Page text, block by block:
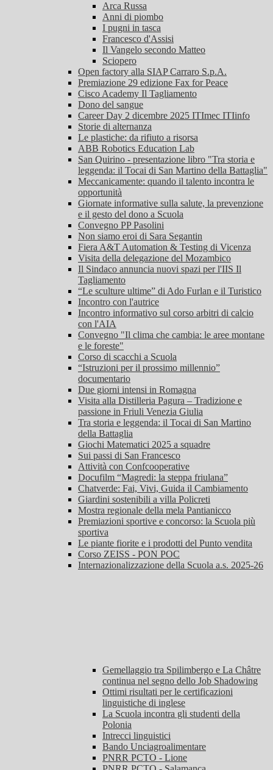
Arca Russa
Anni di piombo
I pugni in tasca
Francesco d'Assisi
Il Vangelo secondo Matteo
Sciopero
Open factory alla SIAP Carraro S.p.A.
Premiazione 29 edizione Fax for Peace
Cisco Academy Il Tagliamento
Dono del sangue
Career Day 2 dicembre 2025 ITImec ITIinfo
Storie di alternanza
Le plastiche: da rifiuto a risorsa
ABB Robotics Education Lab
San Quirino - presentazione libro "Tra storia e
leggenda: il Tocai di San Martino della Battaglia"
Meccanicamente: quando il talento incontra le
opportunità
Giornate informative sulla salute, la prevenzione
e il gesto del dono a Scuola
Convegno PP Pasolini
Non siamo eroi di Sara Segantin
Fiera A&T Automation & Testing di Vicenza
Visita della delegazione del Mozambico
Il Sindaco annuncia nuovi spazi per l'IIS Il
Tagliamento
“Le sculture ultime” di Ado Furlan e il Turistico
Incontro con l'autrice
Incontro informativo sul corso arbitri di calcio
con l'AIA
Convegno "Il clima che cambia: le aree montane
e le foreste"
Corso di scacchi a Scuola
“Istruzioni per il prossimo millennio”
documentario
Due giorni intensi in Romagna
Visita alla Distilleria Pagura – Tradizione e
passione in Friuli Venezia Giulia
Tra storia e leggenda: il Tocai di San Martino
della Battaglia
Giochi Matematici 2025 a squadre
Sui passi di San Francesco
Attività con Confcooperative
Docufilm “Magredi: la steppa friulana”
Chatverde: Fai, Vivi, Guida il Cambiamento
Giardini sostenibili a villa Policreti
Mostra regionale della mela Pantianicco
Premiazioni sportive e concorso: la Scuola più
sportiva
Le piante fiorite e i prodotti del Punto vendita
Corso ZEISS - PON POC
Internazionalizzazione della Scuola a.s. 2025-26
Gemellaggio tra Spilimbergo e La Châtre
continua nel segno dello Job Shadowing
Ottimi risultati per le certificazioni
linguistiche di inglese
La Scuola incontra gli studenti della
Polonia
Intrecci linguistici
Bando Unciagroalimentare
PNRR PCTO - Lione